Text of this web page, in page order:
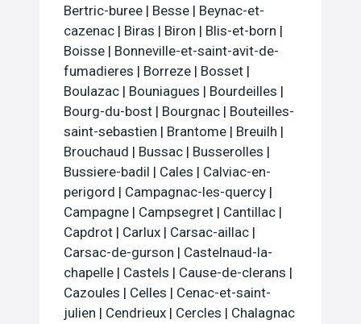
Bertric-buree | Besse | Beynac-et-
cazenac | Biras | Biron | Blis-et-born |
Boisse | Bonneville-et-saint-avit-de-
fumadieres | Borreze | Bosset |
Boulazac | Bouniagues | Bourdeilles |
Bourg-du-bost | Bourgnac | Bouteilles-
saint-sebastien | Brantome | Breuilh |
Brouchaud | Bussac | Busserolles |
Bussiere-badil | Cales | Calviac-en-
perigord | Campagnac-les-quercy |
Campagne | Campsegret | Cantillac |
Capdrot | Carlux | Carsac-aillac |
Carsac-de-gurson | Castelnaud-la-
chapelle | Castels | Cause-de-clerans |
Cazoules | Celles | Cenac-et-saint-
julien | Cendrieux | Cercles | Chalagnac